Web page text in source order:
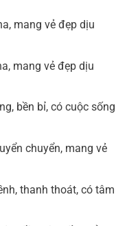
mang vẻ đẹp dịu
mang vẻ đẹp dịu
bền bỉ, có cuộc sống
chuyển, mang vẻ
thanh thoát, có tâm